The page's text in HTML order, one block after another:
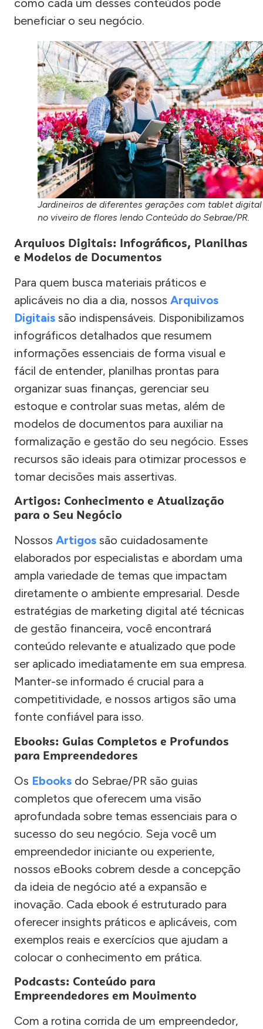
como cada um desses conteúdos pode
beneficiar o seu negócio.
Jardineiros de diferentes gerações com tablet digital
no viveiro de flores lendo Conteúdo do Sebrae/PR.
Arquivos Digitais: Infográficos, Planilhas
e Modelos de Documentos
Para quem busca materiais práticos e
aplicáveis no dia a dia, nossos Arquivos
Digitais são indispensáveis. Disponibilizamos
infográficos detalhados que resumem
informações essenciais de forma visual e
fácil de entender, planilhas prontas para
organizar suas finanças, gerenciar seu
estoque e controlar suas metas, além de
modelos de documentos para auxiliar na
formalização e gestão do seu negócio. Esses
recursos são ideais para otimizar processos e
tomar decisões mais assertivas.
Artigos: Conhecimento e Atualização
para o Seu Negócio
Nossos Artigos são cuidadosamente
elaborados por especialistas e abordam uma
ampla variedade de temas que impactam
diretamente o ambiente empresarial. Desde
estratégias de marketing digital até técnicas
de gestão financeira, você encontrará
conteúdo relevante e atualizado que pode
ser aplicado imediatamente em sua empresa.
Manter-se informado é crucial para a
competitividade, e nossos artigos são uma
fonte confiável para isso.
Ebooks: Guias Completos e Profundos
para Empreendedores
Os Ebooks do Sebrae/PR são guias
completos que oferecem uma visão
aprofundada sobre temas essenciais para o
sucesso do seu negócio. Seja você um
empreendedor iniciante ou experiente,
nossos eBooks cobrem desde a concepção
da ideia de negócio até a expansão e
inovação. Cada ebook é estruturado para
oferecer insights práticos e aplicáveis, com
exemplos reais e exercícios que ajudam a
colocar o conhecimento em prática.
Podcasts: Conteúdo para
Empreendedores em Movimento
Com a rotina corrida de um empreendedor,